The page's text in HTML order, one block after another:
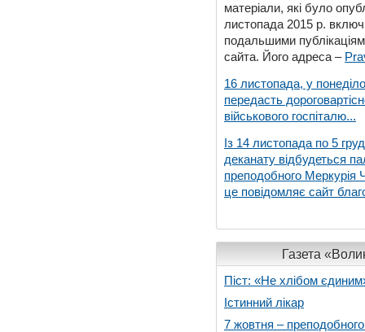
матеріали, які було
листопада 2015 р.
подальшими
сайта. Його адреса –
16 листопада, у
передасть
військового госпіталю...
Із 14 листопада по 5
деканату відбудеться
преподобного Меркурія
це повідомляє сайт
Газета
Піст: «Не хлібом
Істинний лікар
7 жовтня –